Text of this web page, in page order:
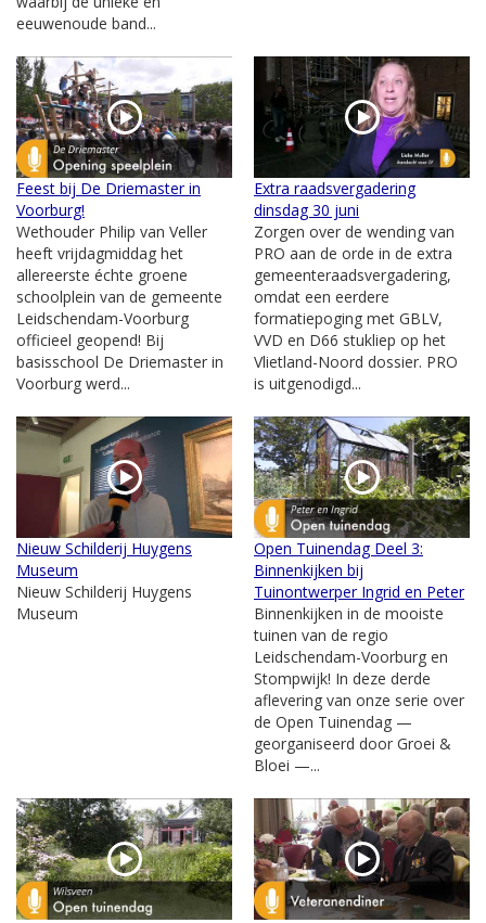
eeuwenoude band...
Feest bij De Driemaster in
Voorburg!
Wethouder Philip van Veller
heeft vrijdagmiddag het
allereerste échte groene
schoolplein van de gemeente
Leidschendam-Voorburg
officieel geopend! Bij
basisschool De Driemaster in
Voorburg werd...
Extra raadsvergadering
dinsdag 30 juni
Zorgen over de wending van
PRO aan de orde in de extra
gemeenteraadsvergadering,
omdat een eerdere
formatiepoging met GBLV,
VVD en D66 stukliep op het
Vlietland-Noord dossier. PRO
is uitgenodigd...
Nieuw Schilderij Huygens
Museum
Nieuw Schilderij Huygens
Museum
Open Tuinendag Deel 3:
Binnenkijken bij
Tuinontwerper Ingrid en Peter
Binnenkijken in de mooiste
tuinen van de regio
Leidschendam-Voorburg en
Stompwijk! In deze derde
aflevering van onze serie over
de Open Tuinendag —
georganiseerd door Groei &
Bloei —...